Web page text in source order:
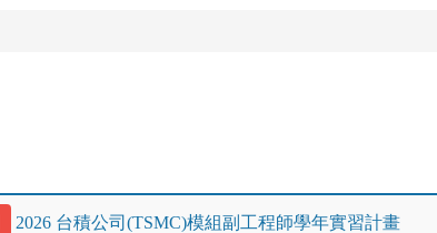
2026 台積公司(TSMC)模組副工程師學年實習計畫